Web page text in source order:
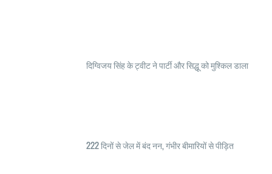
दिग्विजय सिंह के ट्वीट ने पार्टी और सिद्धू को मुश्किल डाला
222 दिनों से जेल में बंद नन, गंभीर बीमारियों से पीड़ित